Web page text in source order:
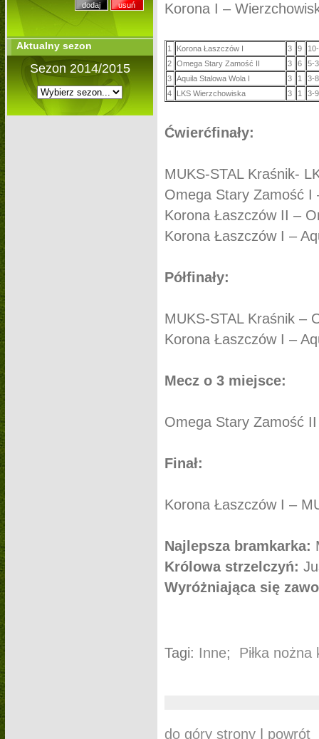
Aktualny sezon
Sezon 2014/2015
Korona I –
1 Korona Łaszczów I 3 9
2
Omega Stary Zamość II 3 6
5-3
3
Aquila Stalowa Wola I 3 1
3-8
4
LKS Wierzchowiska 3 1 3-9
Ćwierćfinały:
MUKS-STAL Kraśnik-
Omega Stary Zamość I
Korona Łaszczów II –
Korona Łaszczów I –
Półfinały:
MUKS-STAL Kraśnik –
Korona Łaszczów I –
Mecz o 3 miejsce:
Omega Stary Zamość
Finał:
Korona Łaszczów I –
Najlepsza bramkarka:
Królowa strzelczyń:
Wyróżniająca się
Tagi: Inne; Piłka nożna
do góry strony| powrót